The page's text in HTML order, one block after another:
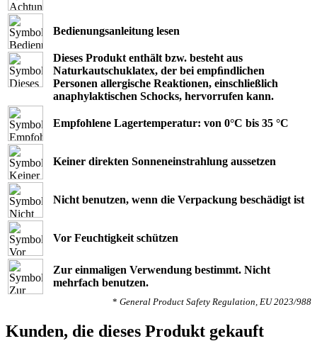
Bedienungsanleitung lesen
Dieses Produkt enthält bzw. besteht aus
Naturkautschuklatex, der bei empﬁndlichen
Personen allergische Reaktionen, einschließlich
anaphylaktischen Schocks, hervorrufen kann.
Empfohlene Lagertemperatur: von 0°C bis 35 °C
Keiner direkten Sonneneinstrahlung aussetzen
Nicht benutzen, wenn die Verpackung beschädigt ist
Vor Feuchtigkeit schützen
Zur einmaligen Verwendung bestimmt. Nicht
mehrfach benutzen.
* General Product Safety Regulation, EU 2023/988
Kunden, die dieses Produkt gekauft